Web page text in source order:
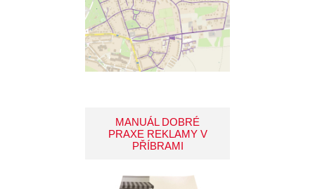
MANUÁL DOBRÉ
PRAXE REKLAMY V
PŘÍBRAMI